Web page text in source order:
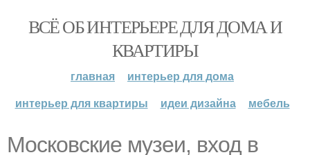
ВСЁ ОБ ИНТЕРЬЕРЕ ДЛЯ ДОМА И
КВАРТИРЫ
главная
интерьер для дома
интерьер для квартиры
идеи дизайна мебель
Московские музеи, вход в